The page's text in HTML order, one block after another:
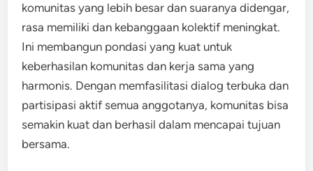
komunitas yang lebih besar dan suaranya didengar,
rasa memiliki dan kebanggaan kolektif meningkat.
Ini membangun pondasi yang kuat untuk
keberhasilan komunitas dan kerja sama yang
harmonis. Dengan memfasilitasi dialog terbuka dan
partisipasi aktif semua anggotanya, komunitas bisa
semakin kuat dan berhasil dalam mencapai tujuan
bersama.